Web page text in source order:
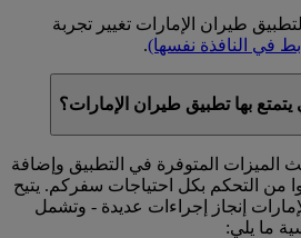
طيران الإمارات تغيير تجربة
في النافذة نفسها).
بها تطبيق طيران الإمارات؟
الميزات المتوفرة في التطبيق وإضافة
من التحكم بكل احتياجات سفركم. يتيح
إنجاز إجراءات عديدة - وتشمل
ما يلي: